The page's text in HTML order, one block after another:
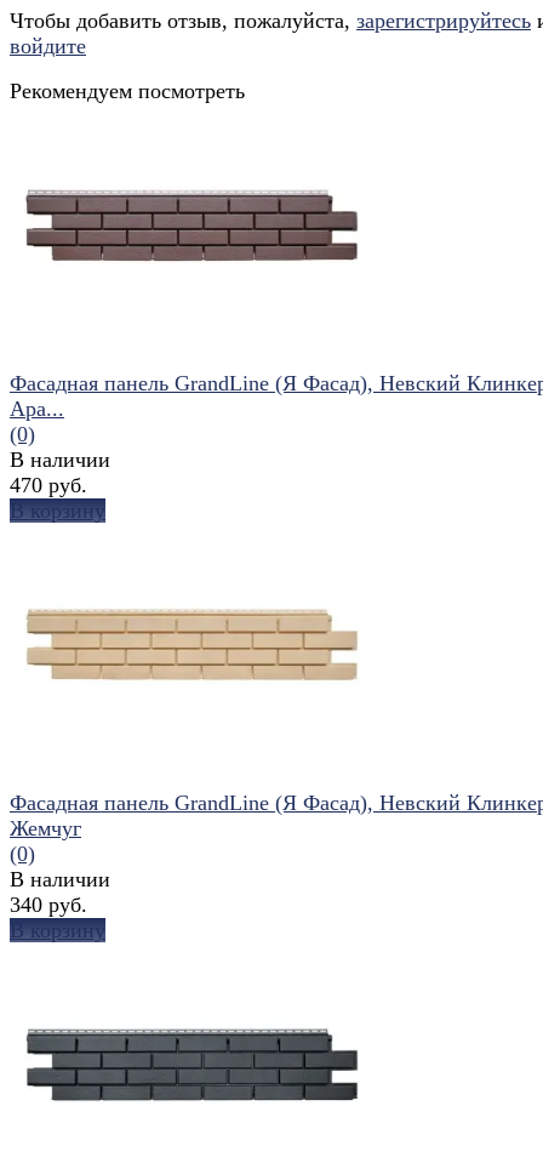
Чтобы добавить отзыв, пожалуйста, зарегистрируйтесь
войдите
Рекомендуем посмотреть
избранное сравнить
Фасадная панель GrandLine (Я Фасад), Невский
Ара...
(0)
В наличии
470 руб.
В корзину
избранное сравнить
Фасадная панель GrandLine (Я Фасад), Невский
Жемчуг
(0)
В наличии
340 руб.
В корзину